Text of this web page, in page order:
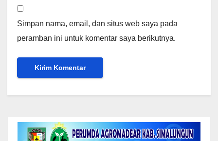
Simpan nama, email, dan situs web saya pada
peramban ini untuk komentar saya berikutnya.